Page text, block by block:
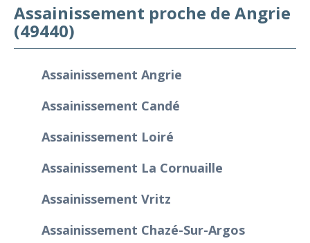
Assainissement proche de Angrie
(49440)
Assainissement Angrie
Assainissement Candé
Assainissement Loiré
Assainissement La Cornuaille
Assainissement Vritz
Assainissement Chazé-Sur-Argos